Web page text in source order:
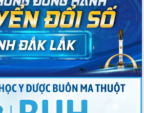
tác tổ
–
tri Đắk
vào lá
cho
hội
kỳ